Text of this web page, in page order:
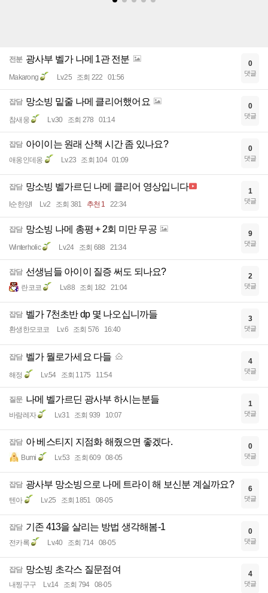
전분 광사부 벨가 나메 1관 전분
Makarong Lv.25 조회 222 01:56
0
댓글
잡담 망소빙 밑줄 나메 클리어했어요
참새웅 Lv.30 조회 278 01:14
0
댓글
잡담 아이이는 원래 산책 시간 좀 있나요?
애옹인데옹 Lv.23 조회 104 01:09
0
댓글
잡담 망소빙 벨가르딘 나메 클리어 영상입니다
I순한양l Lv.2 조회 381 추천 1 22:34
1
댓글
잡담 망소빙 나메 총평 + 2회 미만 무공
Winterholic Lv.24 조회 688 21:34
9
댓글
잡담 선생님들 아이이 질증 써도 되나요?
란코코 Lv.88 조회 182 21:04
2
댓글
잡담 벨가 7천초반 dp 몇 나오십니까들
환생한모코코 Lv.6 조회 576 16:40
3
댓글
잡담 벨가 뭘로가세요 다들
해정 Lv.54 조회 1175 11:54
4
댓글
질문 나메 벨가르딘 광사부 하시는분들
바람레자 Lv.31 조회 939 10:07
1
댓글
잡담 아 베스티지 지점화 해줬으면 좋겠다.
Bumi Lv.53 조회 609 08-05
0
댓글
잡담 광사부 망소빙으로 나메 트라이 해 보신분 계실까요?
텐아 Lv.25 조회 1851 08-05
6
댓글
잡담 기존 413을 살리는 방법 생각해봄-1
전카록 Lv.40 조회 714 08-05
0
댓글
잡담 망소빙 초각스 질문점여
내찡구구 Lv.14 조회 794 08-05
4
댓글